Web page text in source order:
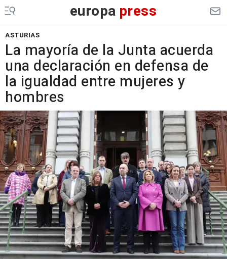
europa press
ASTURIAS
La mayoría de la Junta acuerda
una declaración en defensa de
la igualdad entre mujeres y
hombres